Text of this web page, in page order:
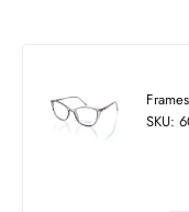
SKU: